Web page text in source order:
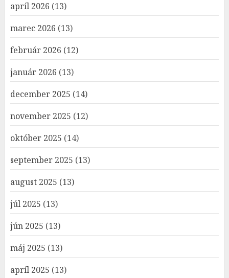
apríl 2026 (13)
marec 2026 (13)
február 2026 (12)
január 2026 (13)
december 2025 (14)
november 2025 (12)
október 2025 (14)
september 2025 (13)
august 2025 (13)
júl 2025 (13)
jún 2025 (13)
máj 2025 (13)
apríl 2025 (13)